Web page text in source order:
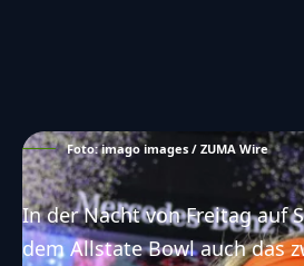
Foto: imago images / ZUMA Wire
In der Nacht von Freitag auf
dem Allstate Bowl auch das